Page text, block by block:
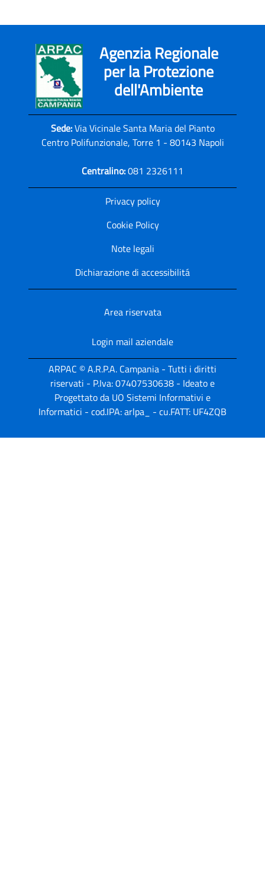
Agenzia Regionale
per la Protezione
dell'Ambiente
Sede:Via Vicinale Santa Maria del Pianto
Centro Polifunzionale, Torre 1 - 80143 Napoli
Centralino:081 2326111
Privacy policy
Cookie Policy
Note legali
Dichiarazione di accessibilitá
Area riservata
Login mail aziendale
ARPAC © A.R.P.A. Campania - Tutti i diritti
riservati - P.Iva: 07407530638 - Ideato e
Progettato da UO Sistemi Informativi e
Informatici - cod.IPA: arlpa_ - cu.FATT: UF4ZQB